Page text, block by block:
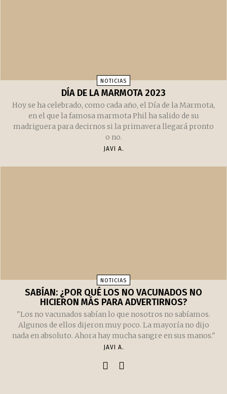
NOTICIAS
DÍA DE LA MARMOTA 2023
Hoy se ha celebrado, como cada año, el Día de la Marmota,
en el que la famosa marmota Phil ha salido de su
madriguera para decirnos si la primavera llegará pronto
o no.
JAVI A.
NOTICIAS
SABÍAN: ¿POR QUÉ LOS NO VACUNADOS NO
HICIERON MÁS PARA ADVERTIRNOS?
"Los no vacunados sabían lo que nosotros no sabíamos.
Algunos de ellos dijeron muy poco. La mayoría no dijo
nada en absoluto. Ahora hay mucha sangre en sus manos."
JAVI A.